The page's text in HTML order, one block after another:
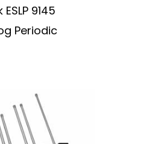
9145
Periodic